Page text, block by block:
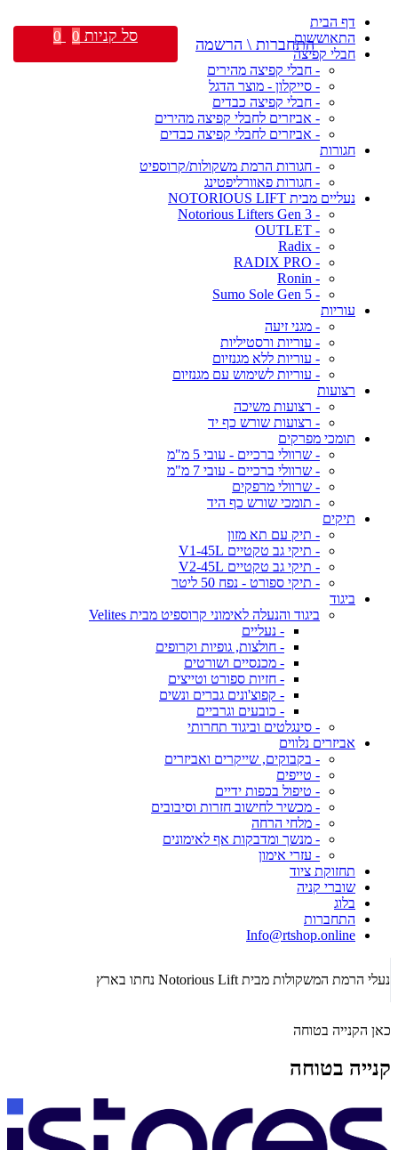
דף הבית
התאוששות
חבלי קפיצה
- חבלי קפיצה מהירים
- סייקלון - מוצר הדגל
- חבלי קפיצה כבדים
- אביזרים לחבלי קפיצה מהירים
- אביזרים לחבלי קפיצה כבדים
חגורות
- חגורות הרמת משקולות/קרוספיט
- חגורות פאוורליפטינג
נעליים מבית NOTORIOUS LIFT
- Notorious Lifters Gen 3
- OUTLET
- Radix
- RADIX PRO
- Ronin
- Sumo Sole Gen 5
עוריות
- מגני זיעה
- עוריות ורסטיליות
- עוריות ללא מגנזיום
- עוריות לשימוש עם מגנזיום
רצועות
- רצועות משיכה
- רצועות שורש כף יד
תומכי מפרקים
- שרוולי ברכיים - עובי 5 מ"מ
- שרוולי ברכיים - עובי 7 מ"מ
- שרוולי מרפקים
- תומכי שורש כף היד
תיקים
- תיק עם תא מזון
- תיקי גב טקטיים V1-45L
- תיקי גב טקטיים V2-45L
- תיקי ספורט - נפח 50 ליטר
ביגוד
ביגוד והנעלה לאימוני קרוספיט מבית Velites
- נעליים
- חולצות, גופיות וקרופים
- מכנסיים ושורטים
- חזיות ספורט וטייצים
- קפוצ'ונים גברים ונשים
- כובעים וגרביים
- סינגלטים וביגוד תחרותי
אביזרים נלווים
- בקבוקים, שייקרים ואביזרים
- טייפים
- טיפול בכפות ידיים
- מכשיר לחישוב חזרות וסיבובים
- מלחי הרחה
- מנשך ומדבקות אף לאימונים
- עזרי אימון
תחזוקת ציוד
שוברי קניה
בלוג
התחברות
Info@rtshop.online
נעלי הרמת המשקולות מבית Notorious Lift נחתו בארץ
כאן הקנייה בטוחה
קנייה בטוחה
התחברות \ הרשמה סל קניות 0
0